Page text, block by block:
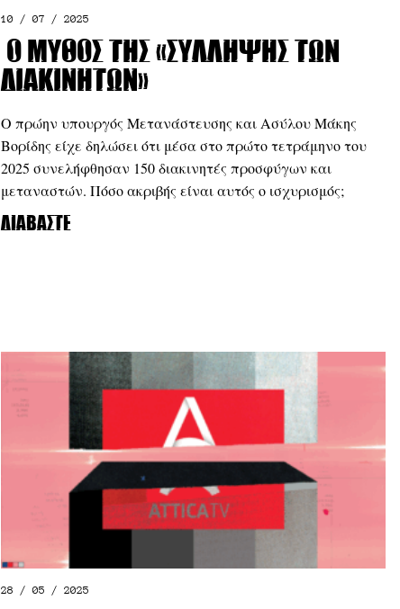
10 / 07 / 2025
Ο μύθος της «σύλληψης των
διακινητών»
Ο πρώην υπουργός Μετανάστευσης και Ασύλου Μάκης
Βορίδης είχε δηλώσει ότι μέσα στο πρώτο τετράμηνο του
2025 συνελήφθησαν 150 διακινητές προσφύγων και
μεταναστών. Πόσο ακριβής είναι αυτός ο ισχυρισμός;
Διαβάστε
28 / 05 / 2025